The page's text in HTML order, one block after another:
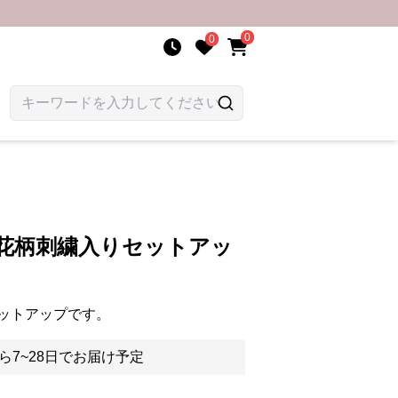
0 0
柄刺繍入りセットアッ
トアップです。
7~28日でお届け予定